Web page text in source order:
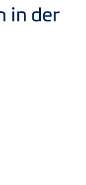
in der